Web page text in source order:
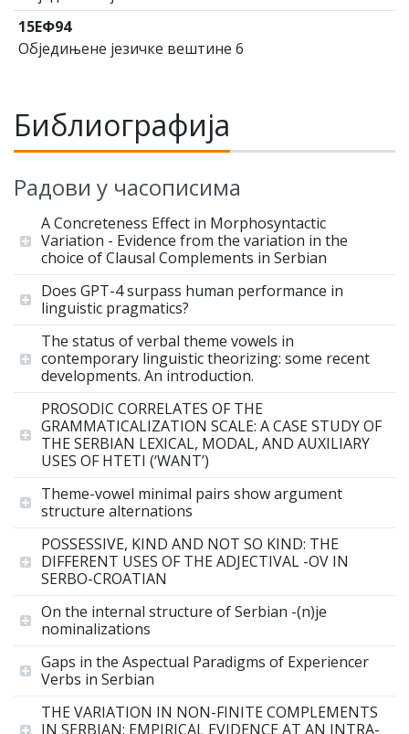
15ЕФ94
Обједињене језичке вештине 6
Библиографија
Радови у часописима
A Concreteness Effect in Morphosyntactic
Variation - Evidence from the variation in the
choice of Clausal Complements in Serbian
Does GPT-4 surpass human performance in
linguistic pragmatics?
The status of verbal theme vowels in
contemporary linguistic theorizing: some recent
developments. An introduction.
PROSODIC CORRELATES OF THE
GRAMMATICALIZATION SCALE: A CASE STUDY OF
THE SERBIAN LEXICAL, MODAL, AND AUXILIARY
USES OF HTETI (‘WANT’)
Theme-vowel minimal pairs show argument
structure alternations
POSSESSIVE, KIND AND NOT SO KIND: THE
DIFFERENT USES OF THE ADJECTIVAL -OV IN
SERBO-CROATIAN
On the internal structure of Serbian -(n)je
nominalizations
Gaps in the Aspectual Paradigms of Experiencer
Verbs in Serbian
THE VARIATION IN NON-FINITE COMPLEMENTS
IN SERBIAN: EMPIRICAL EVIDENCE AT AN INTRA-